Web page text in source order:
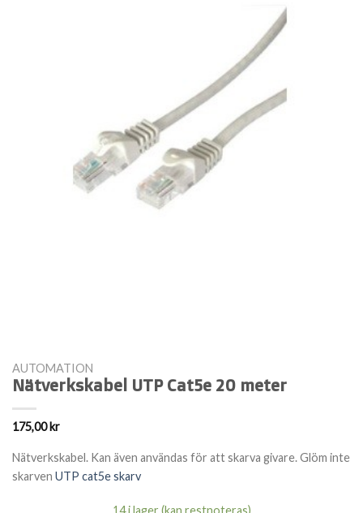
AUTOMATION
Nätverkskabel UTP Cat5e 20 meter
175,00kr
Nätverkskabel. Kan även användas för att skarva givare. Glöm inte
skarven UTP cat5e skarv
14 i lager (kan restnoteras)